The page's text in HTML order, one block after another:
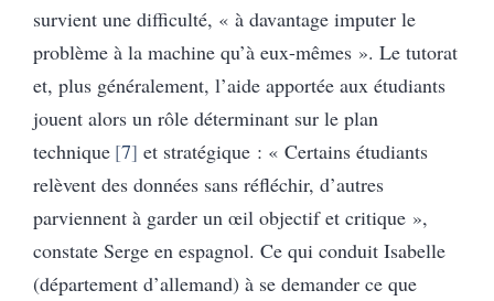
survient une difficulté, « à davantage imputer le
problème à la machine qu’à eux-mêmes ». Le tutorat
et, plus généralement, l’aide apportée aux étudiants
jouent alors un rôle déterminant sur le plan
technique 7 et stratégique : « Certains étudiants
relèvent des données sans réfléchir, d’autres
parviennent à garder un œil objectif et critique »,
constate Serge en espagnol. Ce qui conduit Isabelle
(département d’allemand) à se demander ce que